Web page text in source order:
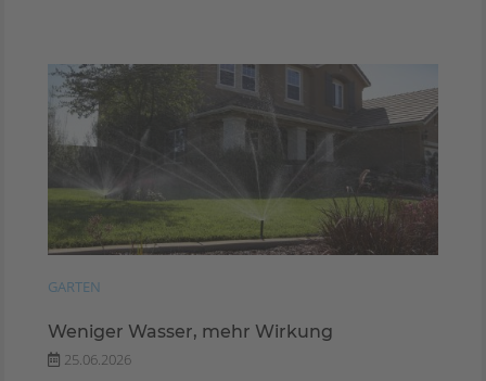
GARTEN
Weniger Wasser, mehr Wirkung
25.06.2026